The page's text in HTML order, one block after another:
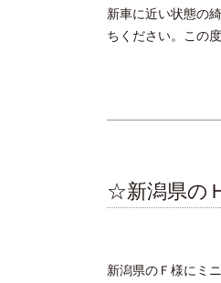
新車に近い状態の
ちください。この
☆新潟県の
新潟県のＦ様にミ